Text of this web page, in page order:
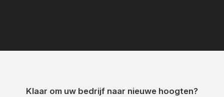
Klaar om uw bedrijf naar nieuwe hoogten?